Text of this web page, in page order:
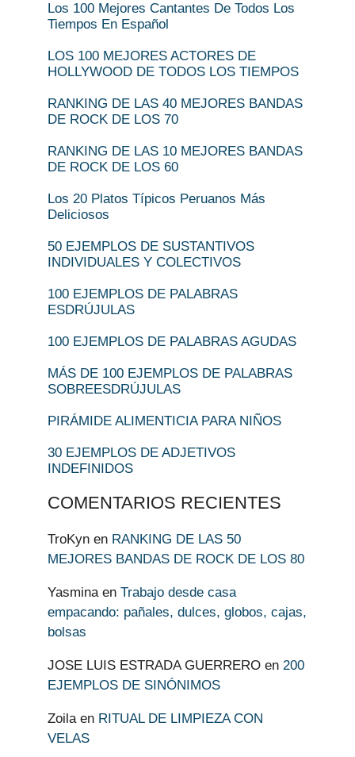
Los 100 Mejores Cantantes De Todos Los
Tiempos En Español
LOS 100 MEJORES ACTORES DE
HOLLYWOOD DE TODOS LOS TIEMPOS
RANKING DE LAS 40 MEJORES BANDAS
DE ROCK DE LOS 70
RANKING DE LAS 10 MEJORES BANDAS
DE ROCK DE LOS 60
Los 20 Platos Típicos Peruanos Más
Deliciosos
50 EJEMPLOS DE SUSTANTIVOS
INDIVIDUALES Y COLECTIVOS
100 EJEMPLOS DE PALABRAS
ESDRÚJULAS
100 EJEMPLOS DE PALABRAS AGUDAS
MÁS DE 100 EJEMPLOS DE PALABRAS
SOBREESDRÚJULAS
PIRÁMIDE ALIMENTICIA PARA NIÑOS
30 EJEMPLOS DE ADJETIVOS
INDEFINIDOS
COMENTARIOS RECIENTES
TroKyn en RANKING DE LAS 50
MEJORES BANDAS DE ROCK DE LOS 80
Yasminaen Trabajo desde casa
empacando: pañales, dulces, globos, cajas,
bolsas
JOSE LUIS ESTRADA GUERRERO en 200
EJEMPLOS DE SINÓNIMOS
Zoilaen RITUAL DE LIMPIEZA CON
VELAS